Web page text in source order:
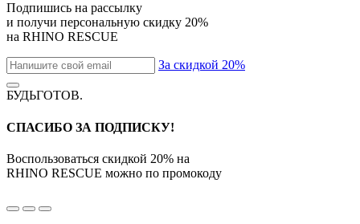
Подпишись на рассылку
и получи персональную скидку 20%
на RHINO RESCUE
За скидкой 20%
БУДЬГОТОВ.
СПАСИБО ЗА ПОДПИСКУ!
Воспользоваться скидкой 20% на
RHINO RESCUE можно по промокоду